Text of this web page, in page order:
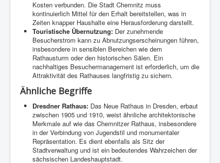
Kosten verbunden. Die Stadt Chemnitz muss
kontinuierlich Mittel für den Erhalt bereitstellen, was in
Zeiten knapper Haushalte eine Herausforderung darstellt.
Touristische Übernutzung: Der zunehmende
Besucherstrom kann zu Abnutzungserscheinungen führen,
insbesondere in sensiblen Bereichen wie dem
Rathausturm oder den historischen Sälen. Ein
nachhaltiges Besuchermanagement ist erforderlich, um die
Attraktivität des Rathauses langfristig zu sichern.
Ähnliche Begriffe
Dresdner Rathaus: Das Neue Rathaus in Dresden, erbaut
zwischen 1905 und 1910, weist ähnliche architektonische
Merkmale auf wie das Chemnitzer Rathaus, insbesondere
in der Verbindung von Jugendstil und monumentaler
Repräsentation. Es dient ebenfalls als Sitz der
Stadtverwaltung und ist ein bedeutendes Wahrzeichen der
sächsischen Landeshauptstadt.